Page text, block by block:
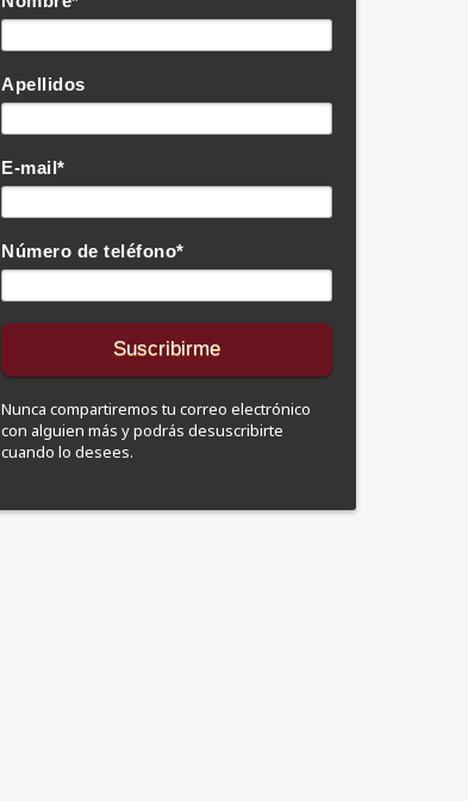
Apellidos
E-mail*
Número de teléfono*
Nunca compartiremos tu correo electrónico
con alguien más y podrás desuscribirte
cuando lo desees.